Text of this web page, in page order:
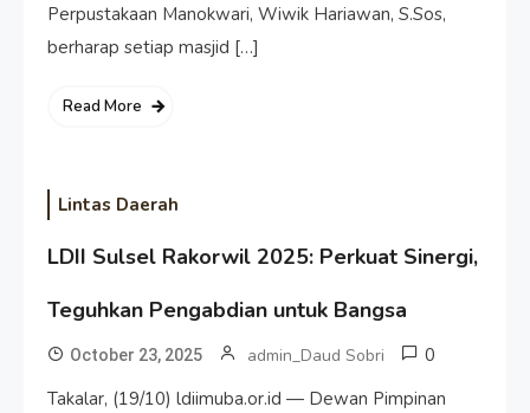
Perpustakaan Manokwari, Wiwik Hariawan, S.Sos,
berharap setiap masjid […]
Read More
Lintas Daerah
LDII Sulsel Rakorwil 2025: Perkuat Sinergi,
Teguhkan Pengabdian untuk Bangsa
October 23, 2025 admin_Daud Sobri
0
Takalar, (19/10) ldiimuba.or.id — Dewan Pimpinan